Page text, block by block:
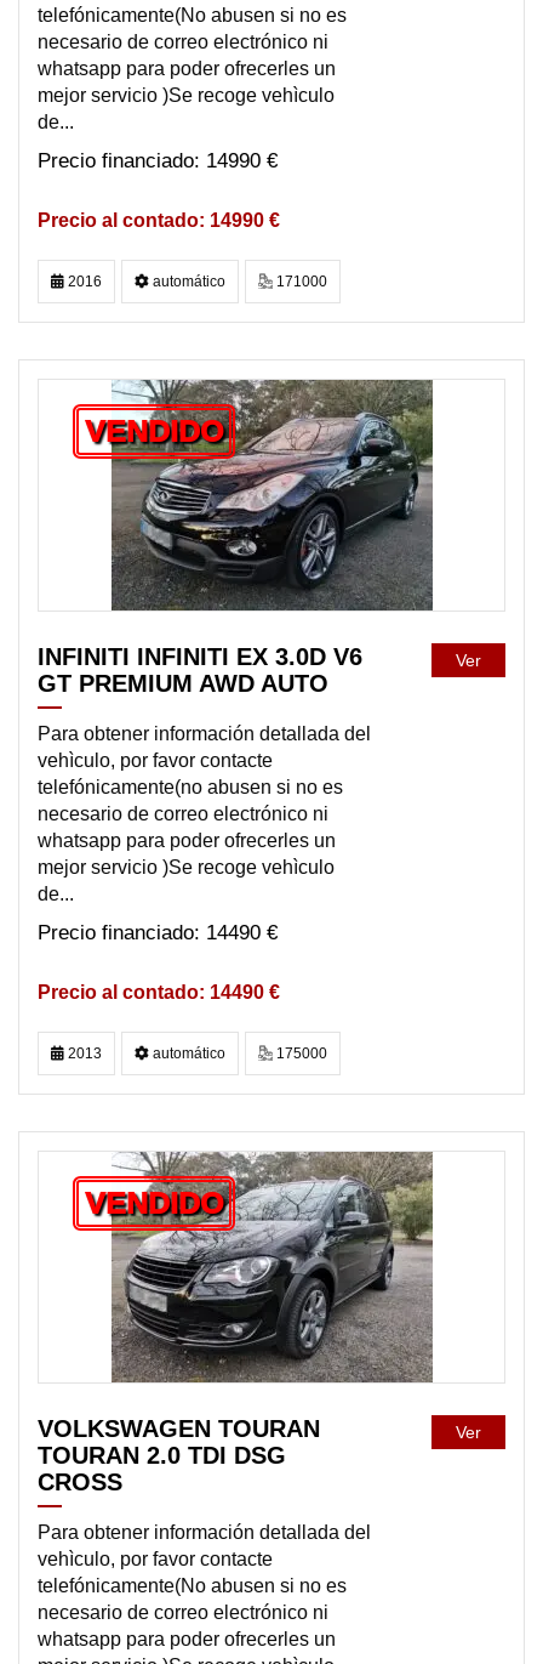
telefónicamente(No abusen si no es
necesario de correo electrónico ni
whatsapp para poder ofrecerles un
mejor servicio )Se recoge vehìculo
de...
14990 €
14990 €
2016 automático 171000
VENDIDO
INFINITI INFINITI EX 3.0D V6
GT PREMIUM AWD AUTO
Para obtener información detallada del
vehìculo, por favor contacte
telefónicamente(no abusen si no es
necesario de correo electrónico ni
whatsapp para poder ofrecerles un
mejor servicio )Se recoge vehìculo
de...
14490 €
14490 €
Ver
2013 automático 175000
VENDIDO
VOLKSWAGEN TOURAN
TOURAN 2.0 TDI DSG
CROSS
Para obtener información detallada del
vehìculo, por favor contacte
telefónicamente(No abusen si no es
necesario de correo electrónico ni
whatsapp para poder ofrecerles un
Ver